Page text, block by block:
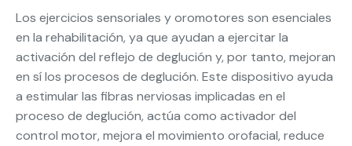
Los ejercicios sensoriales y oromotores son esenciales
en la rehabilitación, ya que ayudan a ejercitar la
activación del reflejo de deglución y, por tanto, mejoran
en sí los procesos de deglución. Este dispositivo ayuda
a estimular las fibras nerviosas implicadas en el
proceso de deglución, actúa como activador del
control motor, mejora el movimiento orofacial, reduce